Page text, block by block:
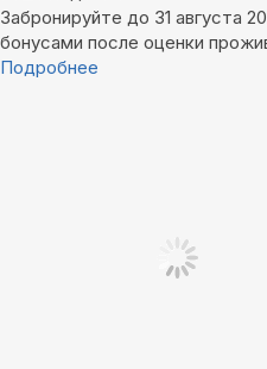
Забронируйте до 31 августа
бонусами после оценки
Подробнее